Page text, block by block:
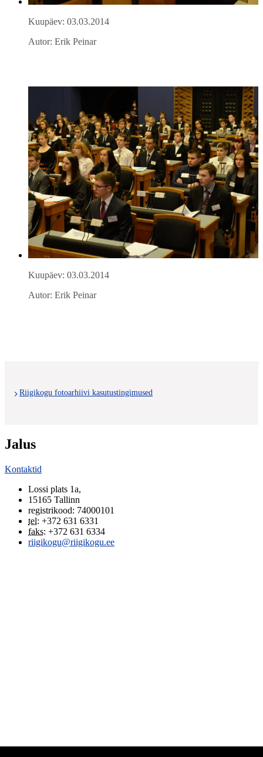
Kuupäev: 03.03.2014
Autor: Erik Peinar
Kuupäev: 03.03.2014
Autor: Erik Peinar
Riigikogu fotoarhiivi kasutustingimused
Jalus
Kontaktid
Lossi plats 1a,
15165 Tallinn
registrikood: 74000101
tel: +372 631 6331
faks: +372 631 6334
riigikogu@riigikogu.ee